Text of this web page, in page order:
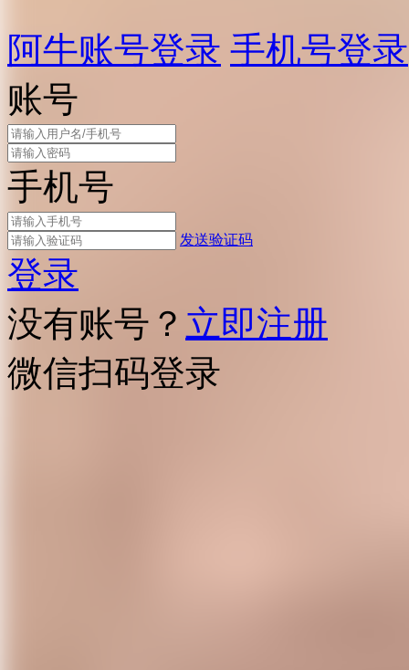
阿牛账号登录 手机号登录
账号
手机号
发送验证码
登录
没有账号？ 立即注册
微信扫码登录